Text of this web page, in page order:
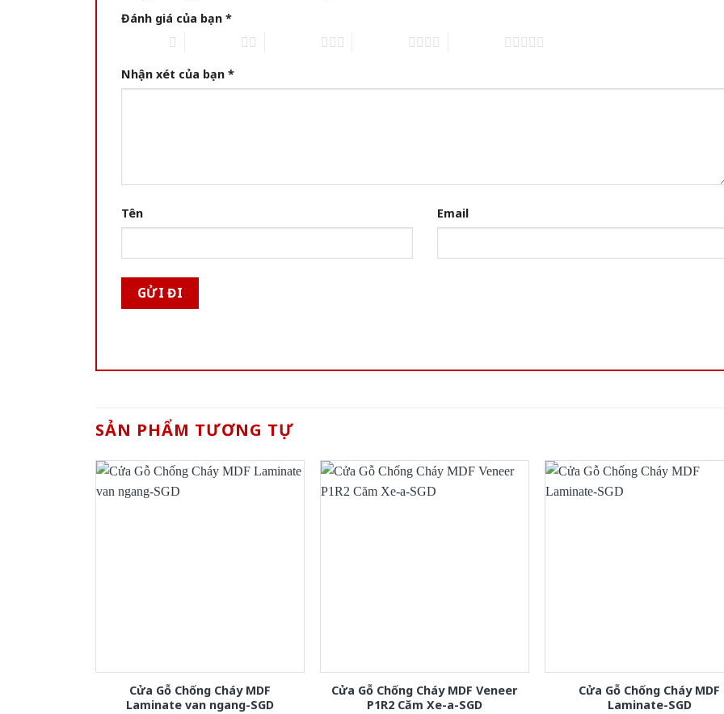
Đánh giá của bạn *
Nhận xét của bạn *
Tên Email
SẢN PHẨM TƯƠNG TỰ
Cửa Gỗ Chống Cháy MDF
Laminate van ngang-SGD
Cửa Gỗ Chống Cháy MDF Veneer
P1R2 Căm Xe-a-SGD
Cửa Gỗ Chống Cháy MDF
Laminate-SGD